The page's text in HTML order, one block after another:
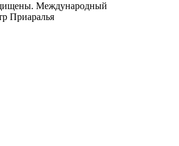
Международный
Приаралья